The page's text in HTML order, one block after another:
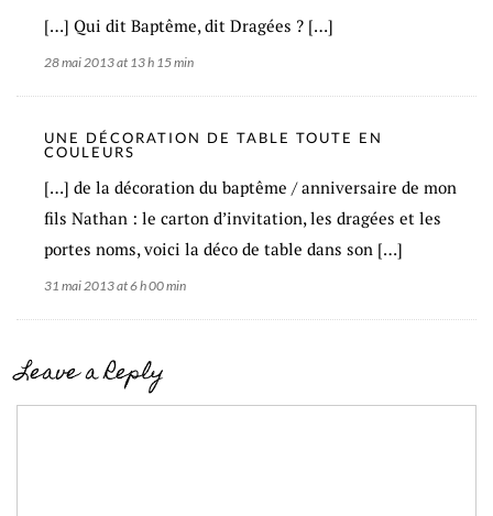
[…] Qui dit Baptême, dit Dragées ? […]
28 mai 2013 at 13 h 15 min
UNE DÉCORATION DE TABLE TOUTE EN
COULEURS
[…] de la décoration du baptême / anniversaire de mon
fils Nathan : le carton d’invitation, les dragées et les
portes noms, voici la déco de table dans son […]
31 mai 2013 at 6 h 00 min
Leave a Reply